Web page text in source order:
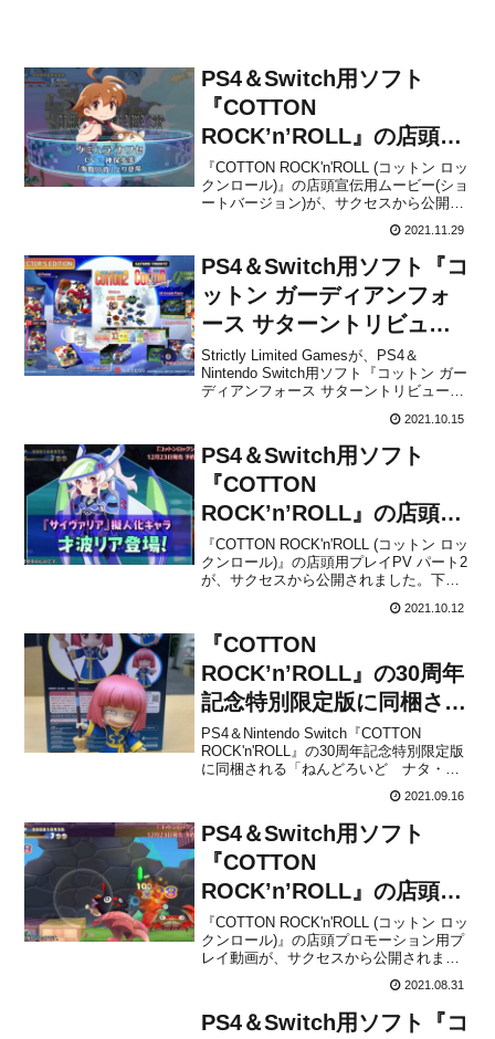
PS4＆Switch用ソフト
『COTTON
ROCK’n’ROLL』の店頭宣
伝用ムービー(ショートバ
ージョン)が公開！
『COTTON ROCK'n'ROLL (コットン ロッ
クンロール)』の店頭宣伝用ムービー(ショ
ートバージョン)が、サクセスから公開さ
ことができます。発売まで残り一ヶ月を
切ったので、新しい『コットンロックン
ロール』宣伝用ショートムービーを公開
し...
2021.11.29
PS4＆Switch用ソフト『コ
ットン ガーディアンフォ
ース サターントリビュー
ト』の限定版が海外向けと
して発売決定！
Strictly Limited Gamesが、PS4＆
Nintendo Switch用ソフト『コットン ガー
ディアンフォース サターントリビュー
ことをアナウンスしました。パッケージ
には各39.99€となる1,000部限定のPS4通
常版、2,5...
2021.10.15
PS4＆Switch用ソフト
『COTTON
ROCK’n’ROLL』の店頭用
プレイPV パート2が公開！
『COTTON ROCK'n'ROLL (コットン ロッ
クンロール)』の店頭用プレイPV パート2
が、サクセスから公開されました。下記
す。12/23発売予定の『コットンロックン
ロール』店頭用プレイPV パート2を先程
公開しました! 既にAPM3版...
2021.10.12
『COTTON
ROCK’n’ROLL』の30周年
記念特別限定版に同梱され
る「ねんどろいど ナタ・
デ・コットン」のチェック
用サンプル品が公開！
PS4＆Nintendo Switch『COTTON
ROCK'n'ROLL』の30周年記念特別限定版
に同梱される「ねんどろいど ナタ・
デ・コットン」のチェック用サンプル品
が、サクセスから公開されました。下記
から共有された画像をチェックすること
ができます。12月23日発売予定『コ...
2021.09.16
PS4＆Switch用ソフト
『COTTON
ROCK’n’ROLL』の店頭プ
ロモーション用プレイ動画
が公開！
『COTTON ROCK'n'ROLL (コットン ロッ
クンロール)』の店頭プロモーション用プ
レイ動画が、サクセスから公開されまし
できます。COTTOn最新作『コットンロ
ックンロール』の店頭プロモーション用
プレイ動画を公開しました🍬コットンだ
2021.08.31
PS4＆Switch用ソフト『コ